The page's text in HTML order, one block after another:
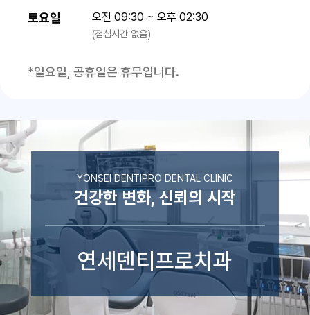
토요일 오전 09:30 ~ 오후 02:30
(점심시간 없음)
*일요일, 공휴일은 휴무입니다.
YONSEI DENTIPRO DENTAL CLINIC
건강한 변화, 신뢰의 시작
연세덴티프로치과